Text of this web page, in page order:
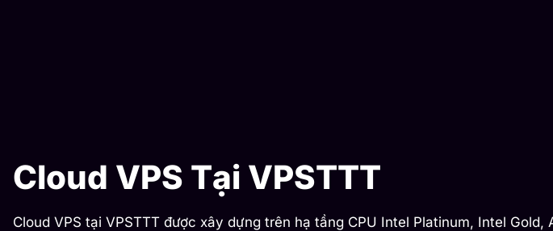
Cloud VPS Tại VPSTTT
Cloud VPS tại VPSTTT được xây dựng trên hạ tầng CPU Intel Platinum, Intel Gold,